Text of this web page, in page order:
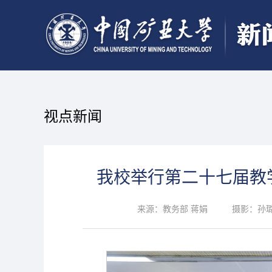
视点新闻
我校举行第二十七届
来源：教务部 蒋娟 摄影：